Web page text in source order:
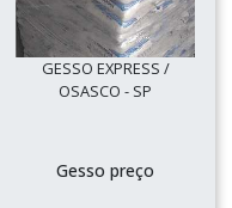
GESSO EXPRESS /
OSASCO - SP
Gesso preço